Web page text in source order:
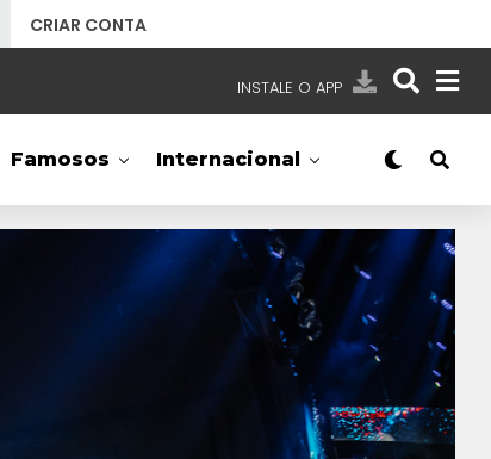
CRIAR CONTA
INSTALE O APP
NOSSAS REDES APP TV SBT
- SISTEMA BRASILEIRO DE TELEVISÃO
Famosos Internacional